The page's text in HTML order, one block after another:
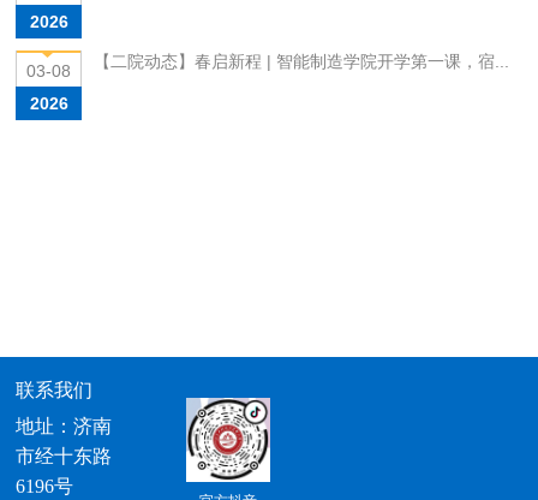
2026
03-08
2026
【二院动态】春启新程 | 智能制造学院开学第一课，宿...
联系我们
地址：济南
市经十东路
6196号